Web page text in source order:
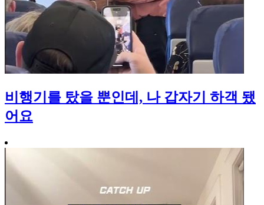
비행기를 탔을 뿐인데, 나 갑자기 하객 됐
어요